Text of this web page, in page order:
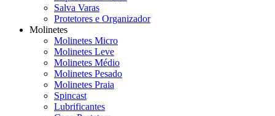
Salva Varas
Protetores e Organizador
Molinetes
Molinetes Micro
Molinetes Leve
Molinetes Médio
Molinetes Pesado
Molinetes Praia
Spincast
Lubrificantes